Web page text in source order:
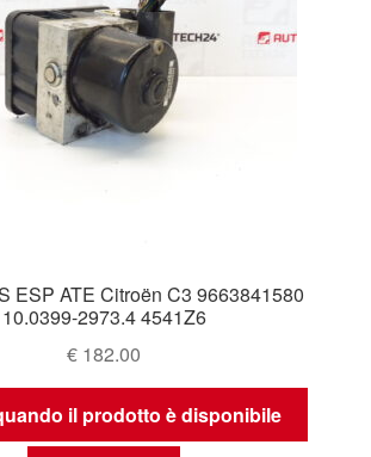
ESP ATE Citroën C3 9663841580
10.0399-2973.4 4541Z6
€ 182.00
il prodotto è disponibile